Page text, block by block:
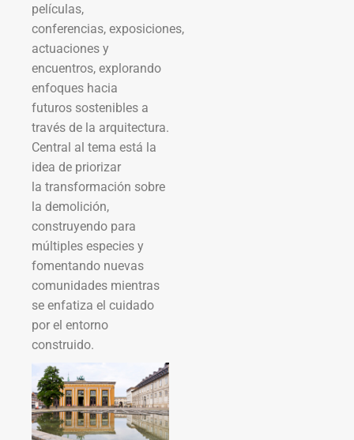
películas,
conferencias, exposiciones,
actuaciones y
encuentros, explorando
enfoques hacia
futuros sostenibles a
través de la arquitectura.
Central al tema está la
idea de priorizar
la transformación sobre
la demolición,
construyendo para
múltiples especies y
fomentando nuevas
comunidades mientras
se enfatiza el cuidado
por el entorno
construido.